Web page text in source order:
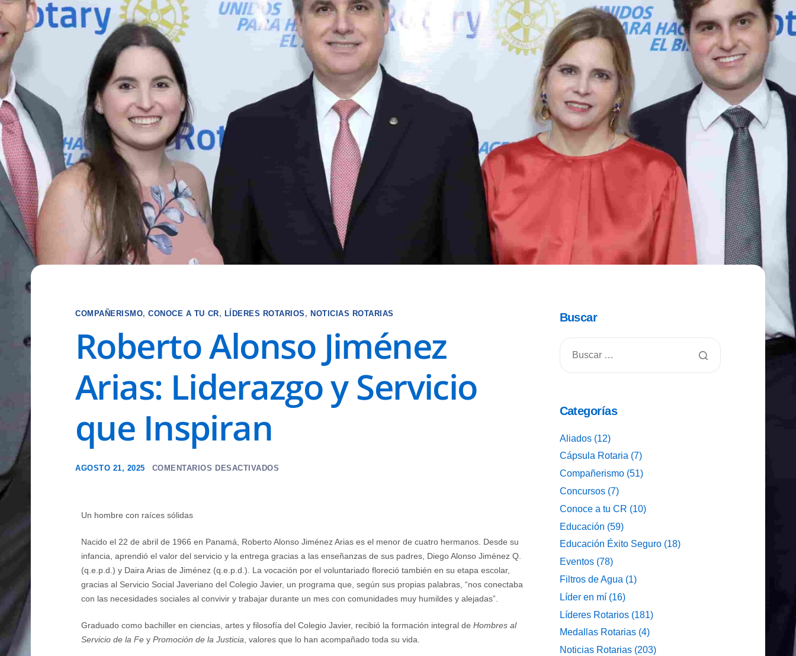
COMPAÑERISMO,CONOCE A TU CR, LÍDERES ROTARIOS , NOTICIAS ROTARIAS
Roberto Alonso Jiménez
Arias: Liderazgo y Servicio
que Inspiran
AGOSTO 21, 2025 COMENTARIOS DESACTIVADOS
Un hombre con raíces sólidas
Nacido el 22 de abril de 1966 en Panamá, Roberto Alonso Jiménez Arias es el menor de cuatro hermanos. Desde su
infancia, aprendió el valor del servicio y la entrega gracias a las enseñanzas de sus padres, Diego Alonso Jiménez Q.
(q.e.p.d.) y Daira Arias de Jiménez (q.e.p.d.). La vocación por el voluntariado floreció también en su etapa escolar,
gracias al Servicio Social Javeriano del Colegio Javier, un programa que, según sus propias palabras, “nos conectaba
con las necesidades sociales al convivir y trabajar durante un mes con comunidades muy humildes y alejadas”.
Graduado como bachiller en ciencias, artes y filosofía del Colegio Javier, recibió la formación integral de Hombres al
Servicio de la Fe y Promoción de la Justicia , valores que lo han acompañado toda su vida.
Buscar
Categorías
Aliados(12)
Cápsula Rotaria (7)
Compañerismo(51)
Concursos(7)
Conoce a tu CR (10)
Educación (59)
Educación Éxito Seguro(18)
Eventos(78)
Filtros de Agua (1)
Líder en mí(16)
Líderes Rotarios(181)
Medallas Rotarias(4)
Noticias Rotarias(203)